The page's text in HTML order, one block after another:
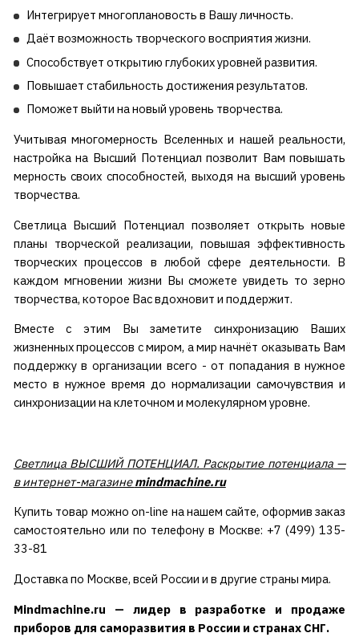
Интегрирует многоплановость в Вашу личность.
Даёт возможность творческого восприятия жизни.
Способствует открытию глубоких уровней развития.
Повышает стабильность достижения результатов.
Поможет выйти на новый уровень творчества.
Учитывая многомерность Вселенных и нашей реальности,
настройка на Высший Потенциал позволит Вам повышать
мерность своих способностей, выходя на высший уровень
творчества.
Светлица Высший Потенциал позволяет открыть новые
планы творческой реализации, повышая эффективность
творческих процессов в любой сфере деятельности. В
каждом мгновении жизни Вы сможете увидеть то зерно
творчества, которое Вас вдохновит и поддержит.
Вместе с этим Вы заметите синхронизацию Ваших
жизненных процессов с миром, а мир начнёт оказывать Вам
поддержку в организации всего - от попадания в нужное
место в нужное время до нормализации самочувствия и
синхронизации на клеточном и молекулярном уровне.
Светлица ВЫСШИЙ ПОТЕНЦИАЛ. Раскрытие потенциала —
в интернет-магазинеmindmachine.ru
Купить товар можно on-line на нашем сайте, оформив заказ
самостоятельно или по телефону в Москве: +7 (499) 135-
33-81
Доставка по Москве, всей России и в другие страны мира.
Mindmachine.ru — лидер в разработке и продаже
приборов для саморазвития в России и странах СНГ.